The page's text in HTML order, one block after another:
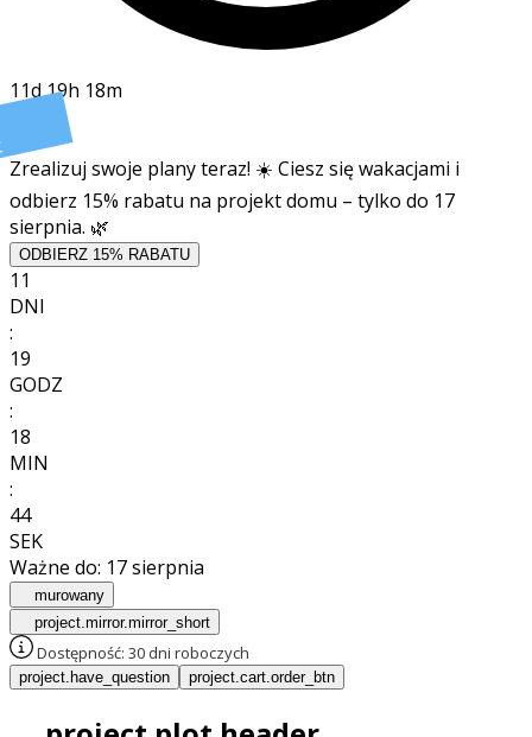
11d 19h 18m
Zrealizuj swoje plany teraz! ☀️ Ciesz się wakacjami i
odbierz 15% rabatu na projekt domu – tylko do 17
sierpnia. 🌿
ODBIERZ 15% RABATU
11
DNI
:
19
GODZ
:
18
MIN
:
42
SEK
Ważne do: 17 sierpnia
murowany
project.mirror.mirror_short
Dostępność: 30 dni roboczych
project.have_question project.cart.order_btn